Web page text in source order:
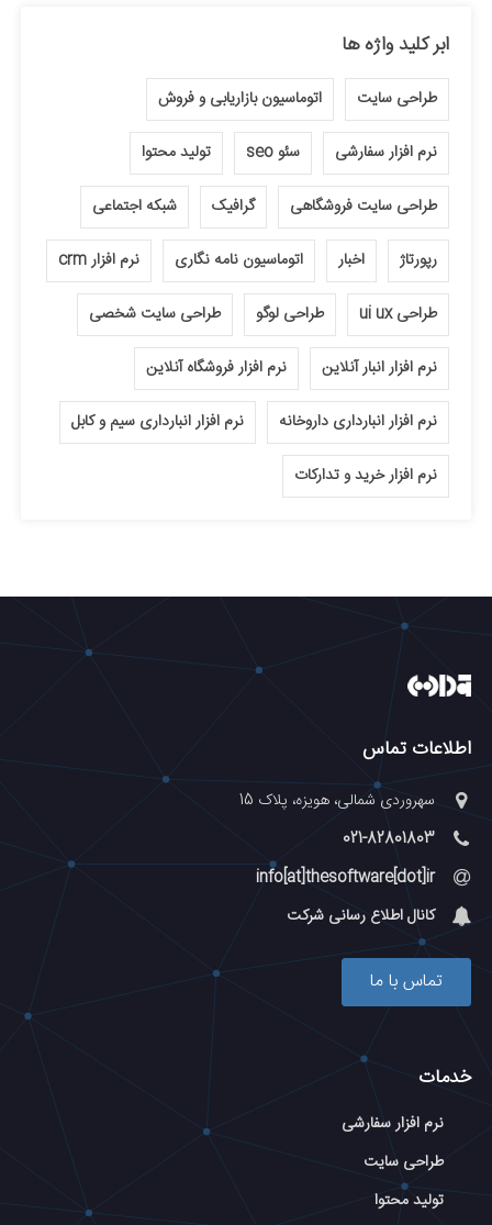
ابر کلید واژه ها
طراحی سایت اتوماسیون بازاریابی و فروش
نرم افزار سفارشی سئو seo تولید محتوا
طراحی سایت فروشگاهی گرافیک شبکه اجتماعی
رپورتاژ اخبار اتوماسیون نامه نگاری نرم افزار crm
طراحی ui ux طراحی لوگو طراحی سایت شخصی
نرم افزار انبار آنلاین نرم افزار فروشگاه آنلاین
نرم افزار انبارداری داروخانه نرم افزار انبارداری سیم و کابل
نرم افزار خرید و تدارکات
اطلاعات تماس
سهروردی شمالی، هویزه، پلاک 15
021-82801803
info[at]thesoftware[dot]ir
کانال اطلاع رسانی شرکت
تماس با ما
خدمات
نرم افزار سفارشی
طراحی سایت
تولید محتوا